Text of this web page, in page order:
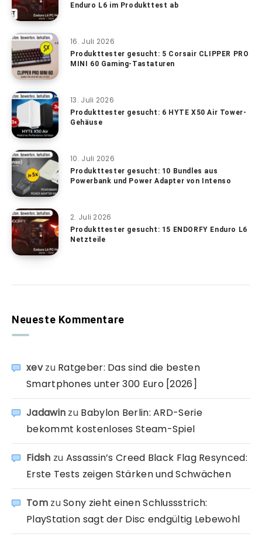
Enduro L6 im Produkttest ab
16. Juli 2026
Produkttester gesucht: 5 Corsair CLIPPER PRO
MINI 60 Gaming-Tastaturen
13. Juli 2026
Produkttester gesucht: 6 HYTE X50 Air Tower-
Gehäuse
10. Juli 2026
Produkttester gesucht: 10 Bundles aus
Powerbank und Power Adapter von Intenso
2. Juli 2026
Produkttester gesucht: 15 ENDORFY Enduro L6
Netzteile
Neueste Kommentare
xevzu Ratgeber: Das sind die besten
Smartphones unter 300 Euro [2026]
Jadawin zu Babylon Berlin: ARD-Serie
bekommt kostenloses Steam-Spiel
Fidsh zu Assassin’s Creed Black Flag Resynced:
Erste Tests zeigen Stärken und Schwächen
TomzuSony zieht einen Schlussstrich:
PlayStation sagt der Disc endgültig Lebewohl